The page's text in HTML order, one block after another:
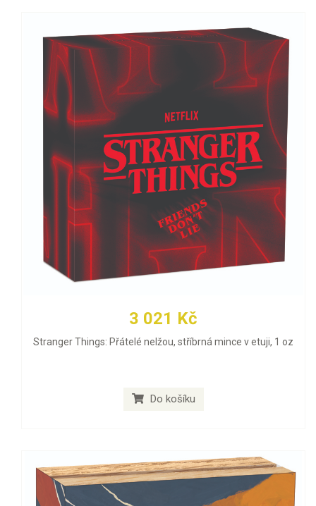
3 021 Kč
Stranger Things: Přátelé nelžou, stříbrná mince v etuji, 1 oz
Do košíku